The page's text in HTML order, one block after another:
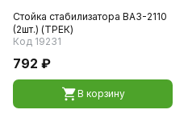
Стойка стабилизатора ВАЗ-2110
(2шт.) (ТРЕК)
Код 19231
792 ₽
В корзину